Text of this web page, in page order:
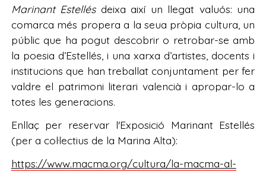
Marinant Estellésdeixa així un llegat valuós: una
comarca més propera a la seua pròpia cultura, un
públic que ha pogut descobrir o retrobar-se amb
la poesia d’Estellés, i una xarxa d’artistes, docents i
institucions que han treballat conjuntament per fer
valdre el patrimoni literari valencià i apropar-lo a
totes les generacions.
Enllaç per reservar l'Exposició Marinant Estellés
(per a col·lectius de la Marina Alta):
https://www.macma.org/cultura/la-macma-al-